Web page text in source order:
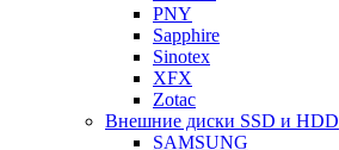
PNY
Sapphire
Sinotex
XFX
Zotac
Внешние диски SSD и HDD
SAMSUNG